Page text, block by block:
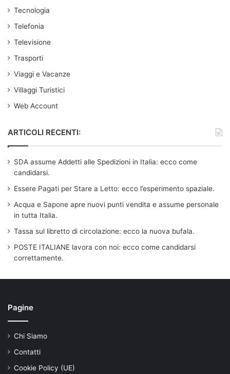
Tecnologia
Telefonia
Televisione
Trasporti
Viaggi e Vacanze
Villaggi Turistici
Web Account
ARTICOLI RECENTI:
SDA assume Addetti alle Spedizioni in Italia: ecco come
candidarsi.
Essere Pagati per Stare a Letto: ecco l’esperimento spaziale.
Acqua e Sapone apre nuovi punti vendita e assume personale
in tutta Italia.
Tassa sul libretto di circolazione: ecco la nuova bufala.
POSTE ITALIANE lavora con noi: ecco come candidarsi
correttamente.
Pagine
Chi Siamo
Contatti
Cookie Policy (UE)